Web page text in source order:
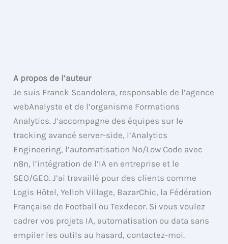
A propos de l’auteur
Je suis Franck Scandolera, responsable de l’agence
webAnalyste et de l’organisme Formations
Analytics. J’accompagne des équipes sur le
tracking avancé server-side, l’Analytics
Engineering, l’automatisation No/Low Code avec
n8n, l’intégration de l’IA en entreprise et le
SEO/GEO. J’ai travaillé pour des clients comme
Logis Hôtel, Yelloh Village, BazarChic, la Fédération
Française de Football ou Texdecor. Si vous voulez
cadrer vos projets IA, automatisation ou data sans
empiler les outils au hasard, contactez-moi.